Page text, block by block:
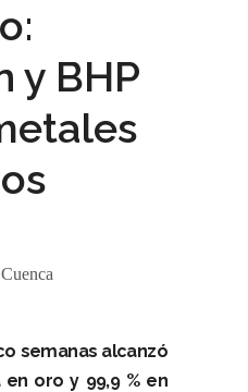
y BHP
semanas alcanzó
en oro y 99,9 % en